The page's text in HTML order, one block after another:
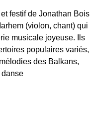
festif de Jonathan Bois
(violon, chant) qui
musicale joyeuse. Ils
populaires variés,
des Balkans,